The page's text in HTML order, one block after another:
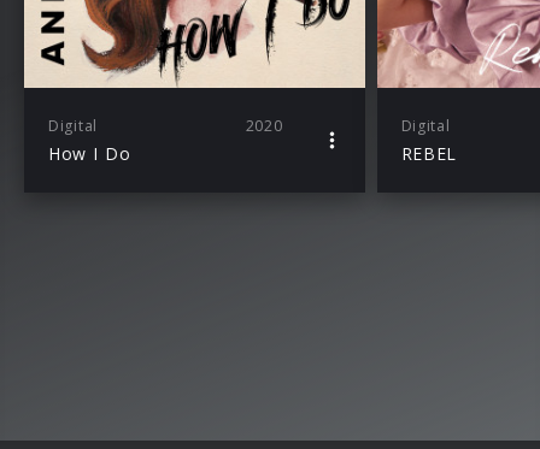
Digital 2020
How I Do
Digital
REBEL